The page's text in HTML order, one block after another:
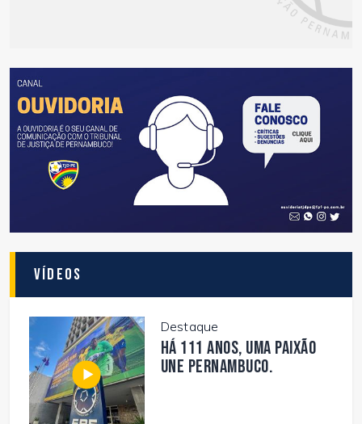
Vídeos
Destaque
Há 111 anos, uma paixão
une Pernambuco.